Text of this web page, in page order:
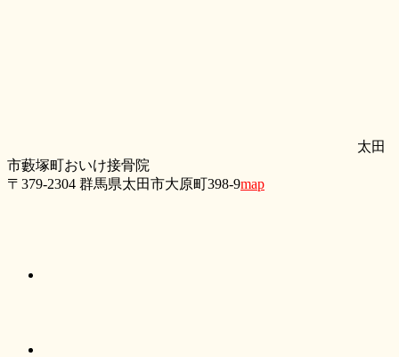
太田
市藪塚町おいけ接骨院
〒379-2304 群馬県太田市大原町398-9map